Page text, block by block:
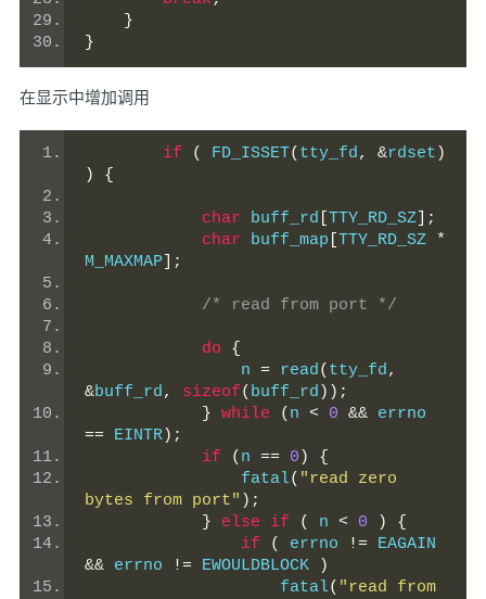
}
}
在显示中增加调用
if ( FD_ISSET( tty_fd, &rdset )
)
{
char buff_rd TTY_RD_SZ ];
char buff_map TTY_RD_SZ
*
M_MAXMAP ];
/* read from port */
do
{
                n
= read( tty_fd,
&buff_rd, sizeof( buff_rd ));
} while ( n < 0 &&
== EINTR);
if
( n == 0 )
{
                fatal
( "read zero
bytes from port" );
}
else if ( n < 0 )
{
if
( errno !=
&& errno != EWOULDBLOCK
)
                    fatal
( "read from